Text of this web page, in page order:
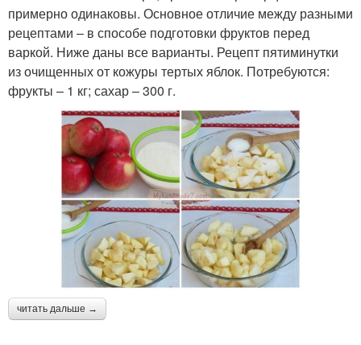
примерно одинаковы. Основное отличие между разными
рецептами – в способе подготовки фруктов перед
варкой. Ниже даны все варианты. Рецепт пятиминутки
из очищенных от кожуры тертых яблок. Потребуются:
фрукты – 1 кг; сахар – 300 г.
читать дальше →